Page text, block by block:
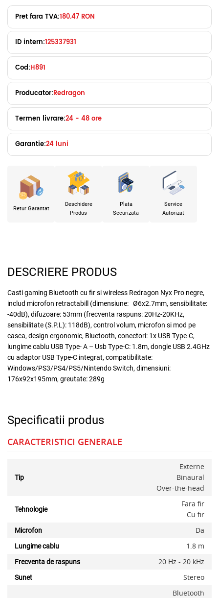
Pret fara TVA:180.47 RON
ID intern:125337931
Cod:H891
Producator:Redragon
Termen livrare:24 - 48 ore
Garantie:24 luni
Retur Garantat
Deschidere
Produs
Plata
Securizata
Service
Autorizat
DESCRIERE PRODUS
Casti gaming Bluetooth cu fir si wireless Redragon Nyx Pro negre,
includ microfon retractabill (dimensiune: Ø6x2.7mm, sensibilitate:
-40dB), difuzoare: 53mm (frecventa raspuns: 20Hz-20KHz,
sensibilitate (S.P.L): 118dB), control volum, microfon si mod pe
casca, design ergonomic, Bluetooth, conectori: 1x USB Type-C,
lungime cablu USB Type- A – Usb Type-C: 1.8m, dongle USB 2.4GHz
cu adaptor USB Type-C integrat, compatibilitate:
Windows/PS3/PS4/PS5/Nintendo Switch, dimensiuni:
176x92x195mm, greutate: 289g
Specificatii produs
CARACTERISTICI GENERALE
Tip
Externe
Binaural
Over-the-head
Tehnologie
Fara fir
Cu fir
Microfon Da
Lungime cablu 1.8 m
Frecventa de raspuns 20 Hz - 20 kHz
Sunet
Stereo
Bluetooth